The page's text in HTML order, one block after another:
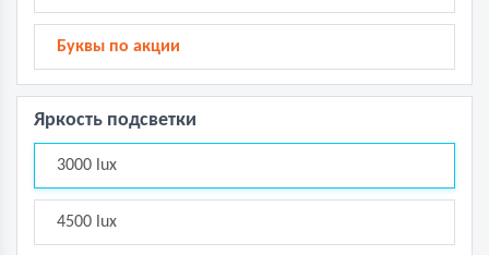
Буквы по акции
Яркость подсветки
3000 lux
4500 lux